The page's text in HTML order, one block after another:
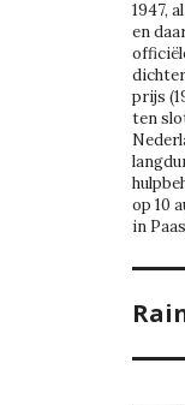
1947,
en
prijs
ten
op 10
in